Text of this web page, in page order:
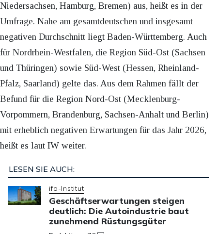
Niedersachsen, Hamburg, Bremen) aus, heißt es in der
Umfrage. Nahe am gesamtdeutschen und insgesamt
negativen Durchschnitt liegt Baden-Württemberg. Auch
für Nordrhein-Westfalen, die Region Süd-Ost (Sachsen
und Thüringen) sowie Süd-West (Hessen, Rheinland-
Pfalz, Saarland) gelte das. Aus dem Rahmen fällt der
Befund für die Region Nord-Ost (Mecklenburg-
Vorpommern, Brandenburg, Sachsen-Anhalt und Berlin)
mit erheblich negativen Erwartungen für das Jahr 2026,
heißt es laut IW weiter.
LESEN SIE AUCH:
ifo-Institut
Geschäftserwartungen steigen
deutlich: Die Autoindustrie baut
zunehmend Rüstungsgüter